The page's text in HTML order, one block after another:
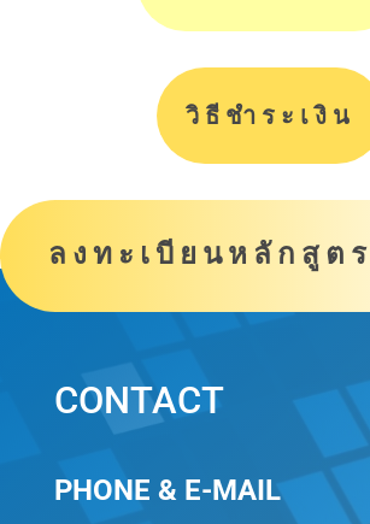
วิธีชำระเงิน
ลงทะเบียนหลักสูตร
CONTACT
PHONE & E-MAIL